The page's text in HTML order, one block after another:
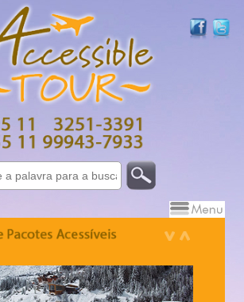
Israel 7 dias - 10 dias